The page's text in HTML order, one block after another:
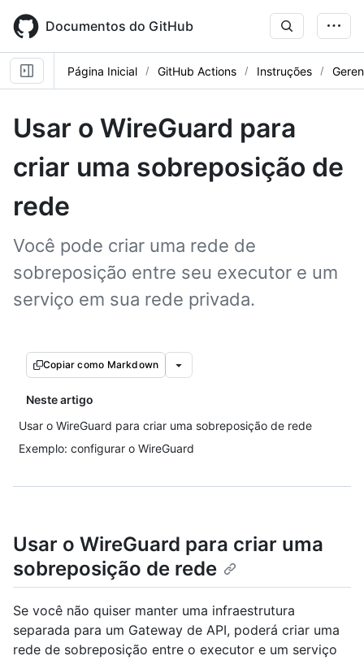
main
content
Documentos do GitHub
Página Inicial GitHub Actions Instruções
Usar o WireGuard para
criar uma sobreposição de
rede
Você pode criar uma rede de
sobreposição entre seu executor e um
serviço em sua rede privada.
Copiar como Markdown
Neste artigo
Usar o WireGuard para criar uma sobreposição de rede
Exemplo: configurar o WireGuard
Usar o WireGuard para criar uma
sobreposição de rede
Se você não quiser manter uma infraestrutura
separada para um Gateway de API, poderá criar uma
rede de sobreposição entre o executor e um serviço